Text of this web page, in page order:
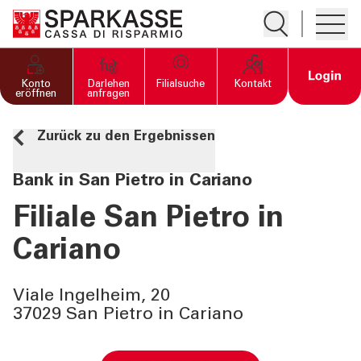
Suche öffnen
PRIVATKUNDEN UND
FAMILIEN
GESCHÄFTSKUNDEN
DIENSTLEISTUNGEN
PRIVATKUNDEN
DIENSTLEISTUNGEN
Konto
eröffnen
Darlehen
anfragen
Filialsuche Kontakt Open
Zurück zu den Ergebnissen
Bank in San Pietro in Cariano
Filiale San Pietro in
Cariano
Viale Ingelheim, 20
37029 San Pietro in Cariano